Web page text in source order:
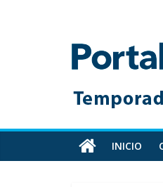
Toda
información
cruceros
en
un
INICIO